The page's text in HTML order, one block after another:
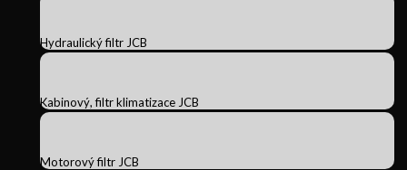
Hydraulický filtr JCB
Kabinový, filtr klimatizace JCB
Motorový filtr JCB